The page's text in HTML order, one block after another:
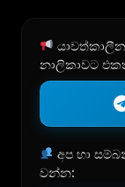
නාලිකාවට
අප හා
වන්න: